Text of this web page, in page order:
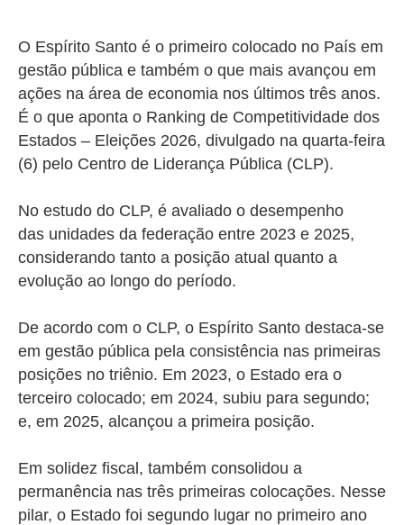
O Espírito Santo é o primeiro colocado no País em
gestão pública e também o que mais avançou em
ações na área de economia nos últimos três anos.
É o que aponta o Ranking de Competitividade dos
Estados – Eleições 2026, divulgado na quarta-feira
(6) pelo Centro de Liderança Pública (CLP).
No estudo do CLP, é avaliado o desempenho
das unidades da federação entre 2023 e 2025,
considerando tanto a posição atual quanto a
evolução ao longo do período.
De acordo com o CLP, o Espírito Santo destaca-se
em gestão pública pela consistência nas primeiras
posições no triênio. Em 2023, o Estado era o
terceiro colocado; em 2024, subiu para segundo;
e, em 2025, alcançou a primeira posição.
Em solidez fiscal, também consolidou a
permanência nas três primeiras colocações. Nesse
pilar, o Estado foi segundo lugar no primeiro ano